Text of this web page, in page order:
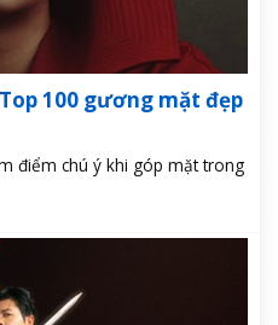
100 gương mặt đẹp
điểm chú ý khi góp mặt trong